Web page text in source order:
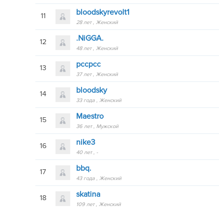
11 bloodskyrevolt1
28 лет Женский
12 .NiGGA.
48 лет Женский
13 pccpcc
37 лет Женский
14 bloodsky
33 года Женский
15 Maestro
36 лет Мужской
16 nike3
40 лет -
17 bbq.
43 года Женский
18 skatina
109 лет Женский